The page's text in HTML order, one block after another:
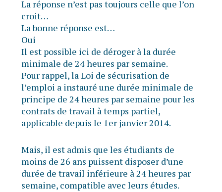
La réponse n’est pas toujours celle que l’on
croit…
La bonne réponse est…
Oui
Il est possible ici de déroger à la durée
minimale de 24 heures par semaine.
Pour rappel, la Loi de sécurisation de
l’emploi a instauré une durée minimale de
principe de 24 heures par semaine pour les
contrats de travail à temps partiel,
applicable depuis le 1er janvier 2014.
Mais, il est admis que les étudiants de
moins de 26 ans puissent disposer d’une
durée de travail inférieure à 24 heures par
semaine, compatible avec leurs études.